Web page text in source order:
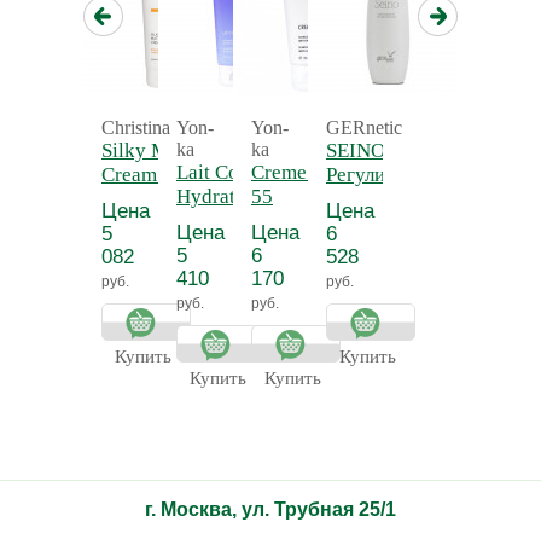
Christina
Silky Matte
Cream -
Нежный
матирующий
крем для
тела
Цена
5
082
руб.
Купить
Yon-
ka
Lait Corps
Hydratant
Detox -
Молочко для
тела
увлажняющее
Прованс
Цена
5
410
руб.
Купить
Yon-
ka
Creme 55 - Крем
55
антицеллюлитный
Цена
6
170
руб.
Купить
GERnetic
SEINO -
Регулирующий
и
тонизирующий
лосьон для
бюста СЕЙНО
Цена
6
528
руб.
Купить
г. Москва, ул. Трубная 25/1